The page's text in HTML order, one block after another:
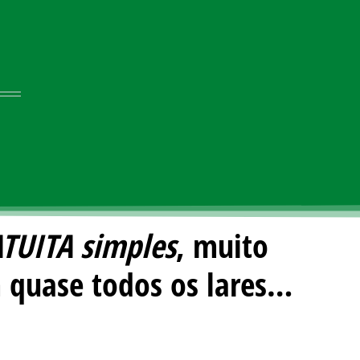
simples, muito
todos os lares…